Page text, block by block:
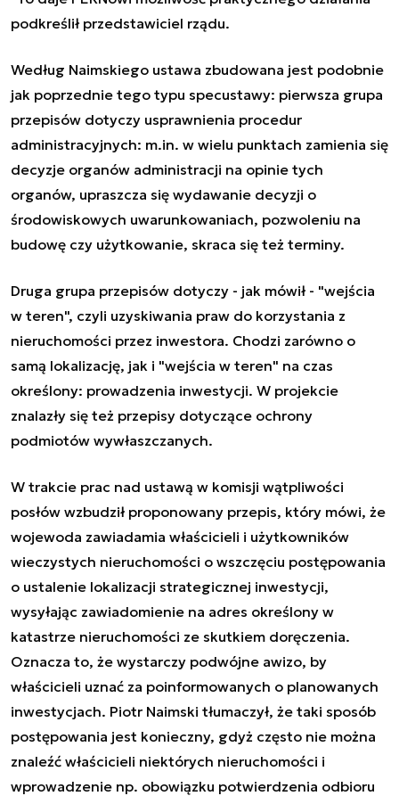
podkreślił przedstawiciel rządu.
Według Naimskiego ustawa zbudowana jest podobnie
jak poprzednie tego typu specustawy: pierwsza grupa
przepisów dotyczy usprawnienia procedur
administracyjnych: m.in. w wielu punktach zamienia się
decyzje organów administracji na opinie tych
organów, upraszcza się wydawanie decyzji o
środowiskowych uwarunkowaniach, pozwoleniu na
budowę czy użytkowanie, skraca się też terminy.
Druga grupa przepisów dotyczy - jak mówił - "wejścia
w teren", czyli uzyskiwania praw do korzystania z
nieruchomości przez inwestora. Chodzi zarówno o
samą lokalizację, jak i "wejścia w teren" na czas
określony: prowadzenia inwestycji. W projekcie
znalazły się też przepisy dotyczące ochrony
podmiotów wywłaszczanych.
W trakcie prac nad ustawą w komisji wątpliwości
posłów wzbudził proponowany przepis, który mówi, że
wojewoda zawiadamia właścicieli i użytkowników
wieczystych nieruchomości o wszczęciu postępowania
o ustalenie lokalizacji strategicznej inwestycji,
wysyłając zawiadomienie na adres określony w
katastrze nieruchomości ze skutkiem doręczenia.
Oznacza to, że wystarczy podwójne awizo, by
właścicieli uznać za poinformowanych o planowanych
inwestycjach. Piotr Naimski tłumaczył, że taki sposób
postępowania jest konieczny, gdyż często nie można
znaleźć właścicieli niektórych nieruchomości i
wprowadzenie np. obowiązku potwierdzenia odbioru